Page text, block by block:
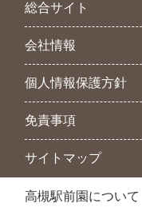
総合サイト
会社情報
個人情報保護方針
免責事項
サイトマップ
高槻駅前園について